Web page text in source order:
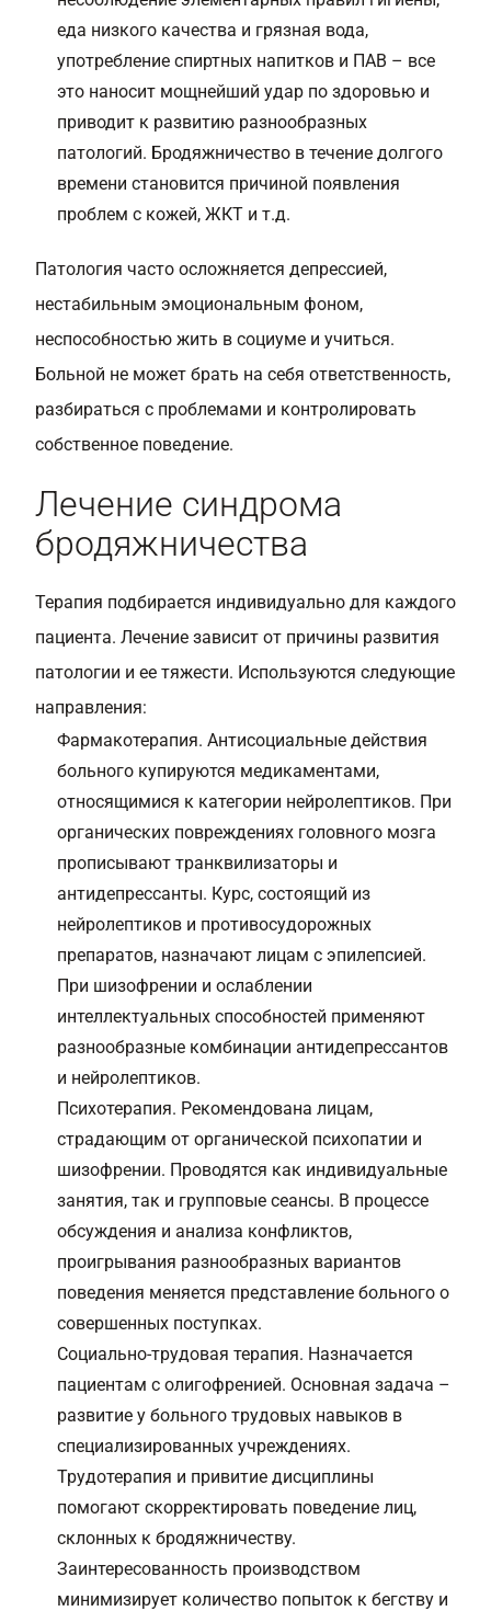
еда низкого качества и грязная вода,
употребление спиртных напитков и ПАВ – все
это наносит мощнейший удар по здоровью и
приводит к развитию разнообразных
патологий. Бродяжничество в течение долгого
времени становится причиной появления
проблем с кожей, ЖКТ и т.д.
Патология часто осложняется депрессией,
нестабильным эмоциональным фоном,
неспособностью жить в социуме и учиться.
Больной не может брать на себя ответственность,
разбираться с проблемами и контролировать
собственное поведение.
Лечение синдрома
бродяжничества
Терапия подбирается индивидуально для каждого
пациента. Лечение зависит от причины развития
патологии и ее тяжести. Используются следующие
направления:
Фармакотерапия. Антисоциальные действия
больного купируются медикаментами,
относящимися к категории нейролептиков. При
органических повреждениях головного мозга
прописывают транквилизаторы и
антидепрессанты. Курс, состоящий из
нейролептиков и противосудорожных
препаратов, назначают лицам с эпилепсией.
При шизофрении и ослаблении
интеллектуальных способностей применяют
разнообразные комбинации антидепрессантов
и нейролептиков.
Психотерапия. Рекомендована лицам,
страдающим от органической психопатии и
шизофрении. Проводятся как индивидуальные
занятия, так и групповые сеансы. В процессе
обсуждения и анализа конфликтов,
проигрывания разнообразных вариантов
поведения меняется представление больного о
совершенных поступках.
Социально-трудовая терапия. Назначается
пациентам с олигофренией. Основная задача –
развитие у больного трудовых навыков в
специализированных учреждениях.
Трудотерапия и привитие дисциплины
помогают скорректировать поведение лиц,
склонных к бродяжничеству.
Заинтересованность производством
минимизирует количество попыток к бегству и